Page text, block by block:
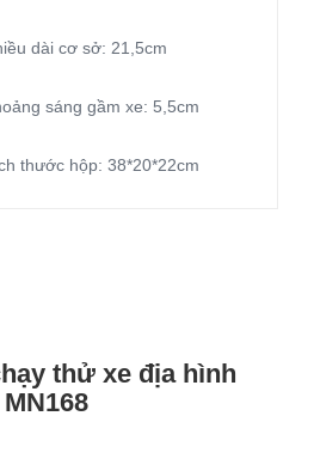
dài cơ sở: 21,5cm
sáng gầm xe: 5,5cm
thước hộp: 38*20*22cm
thử xe địa hình
MN168